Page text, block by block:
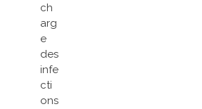
ch
arg
e
des
infe
cti
ons